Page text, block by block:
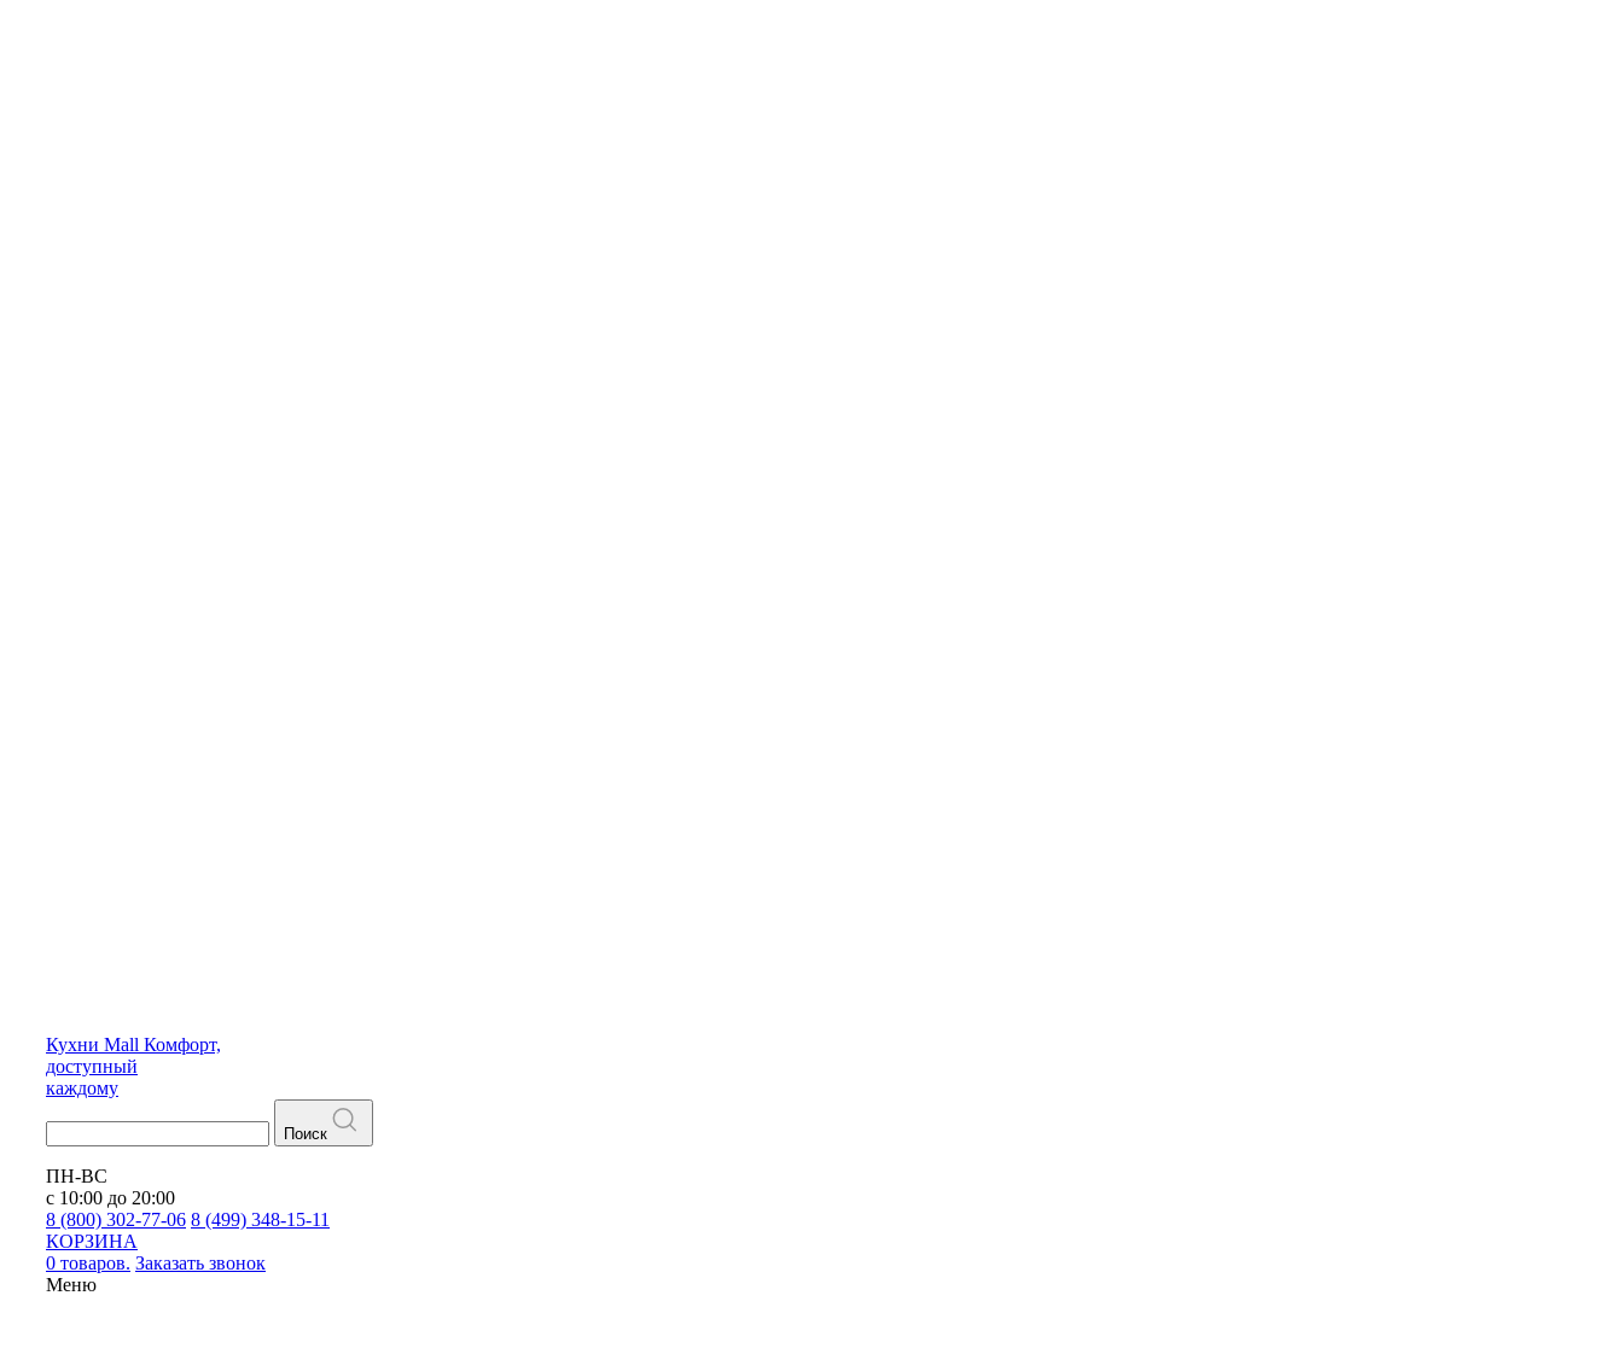
Кухни Mall Комфорт,
доступный
каждому
Поиск
ПН-ВС
с 10:00 до 20:00
8 (800) 302-77-06 8 (499) 348-15-11
КОРЗИНА
0 товаров. Заказать звонок
Меню